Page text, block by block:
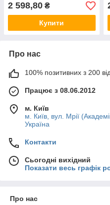
2 598,80 ₴
Купити
Про нас
100% позитивних з 200
Працює з 08.06.2012
м. Київ
м. Київ, вул. Мрії
Україна
Контакти
Сьогодні вихідний
Показати весь графік
Про нас